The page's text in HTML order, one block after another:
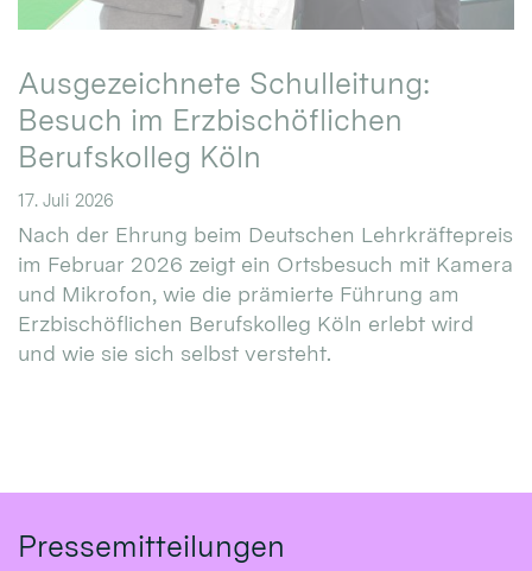
Ausgezeichnete Schulleitung:
Besuch im Erzbischöflichen
Berufskolleg Köln
17. Juli 2026
Nach der Ehrung beim Deutschen Lehrkräftepreis
im Februar 2026 zeigt ein Ortsbesuch mit Kamera
und Mikrofon, wie die prämierte Führung am
Erzbischöflichen Berufskolleg Köln erlebt wird
und wie sie sich selbst versteht.
Pressemitteilungen